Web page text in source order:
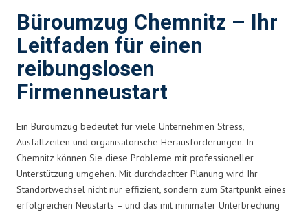
Büroumzug Chemnitz – Ihr
Leitfaden für einen
reibungslosen
Firmenneustart
Ein Büroumzug bedeutet für viele Unternehmen Stress,
Ausfallzeiten und organisatorische Herausforderungen. In
Chemnitz können Sie diese Probleme mit professioneller
Unterstützung umgehen. Mit durchdachter Planung wird Ihr
Standortwechsel nicht nur effizient, sondern zum Startpunkt eines
erfolgreichen Neustarts – und das mit minimaler Unterbrechung